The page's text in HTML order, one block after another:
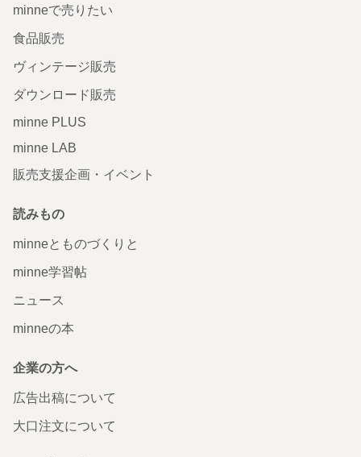
minneで売りたい
食品販売
ヴィンテージ販売
ダウンロード販売
minne PLUS
minne LAB
販売支援企画・イベント
読みもの
minneとものづくりと
minne学習帖
ニュース
minneの本
企業の方へ
広告出稿について
大口注文について